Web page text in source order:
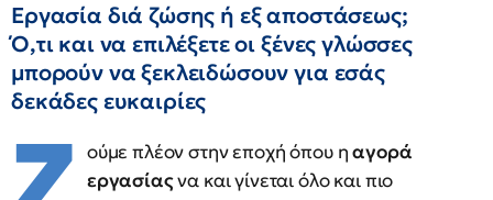
Εργασία διά ζώσης ή εξ αποστάσεως;
Ό,τι και να επιλέξετε οι ξένες γλώσσες
μπορούν να ξεκλειδώσουν για εσάς
δεκάδες ευκαιρίες
ούμε πλέον στην εποχή όπου ηαγορά
εργασίαςνα και γίνεται όλο και πιο